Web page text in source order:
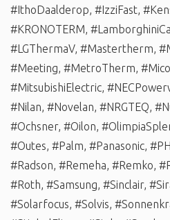
#IthoDaalderop, #IzziFast,
#KRONOTERM,
#LGThermaV, #Mastertherm,
#Meeting, #MetroTherm,
#MitsubishiElectric,
#Nilan, #Novelan, #NRGTEQ,
#Ochsner, #Oilon,
#Outes, #Palm, #Panasonic,
#Radson, #Remeha, #Remko,
#Roth, #Samsung, #Sinclair,
#Solarfocus, #Solvis,